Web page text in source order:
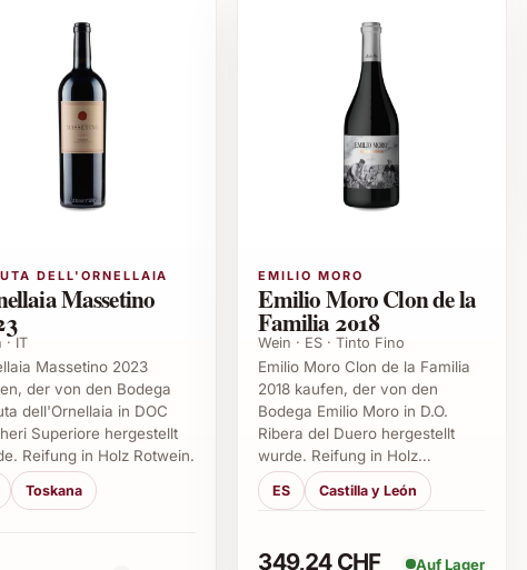
zu leichten Gerichten wie Meeresfrüchten, Fisch
Ob zum gemütlichen Abendessen, lauen
stilvollen Empfang – der Martín Códax Con da Moura
Dinnern
2022
2022 besonders?
DELL'ORNELLAIA
Massetino
· IT
Massetino 2023
der von den Bodega
dell'Ornellaia in DOC
Superiore hergestellt
Reifung in Holz Rotwein.
Toskana
EMILIO MORO
Emilio Moro Clon de la
Familia 2018
Wein · ES · Tinto Fino
Emilio Moro Clon de la Familia
2018 kaufen, der von den
Bodega Emilio Moro in D.O.
Ribera del Duero hergestellt
wurde. Reifung in Holz…
ES Castilla y León
349,24 CHF Auf Lager